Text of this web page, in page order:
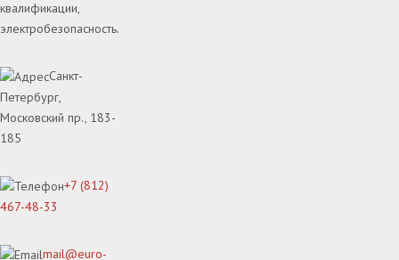
квалификации,
электробезопасность.
Санкт-
Петербург,
Московский пр., 183-
185
+7 (812)
467-48-33
mail@euro-